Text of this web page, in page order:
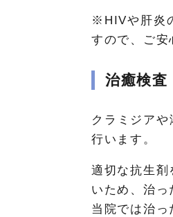
※HIVや肝炎
すので、ご安
治癒検
クラミジア
行います。
適切な抗生剤
いため、治っ
当院では治